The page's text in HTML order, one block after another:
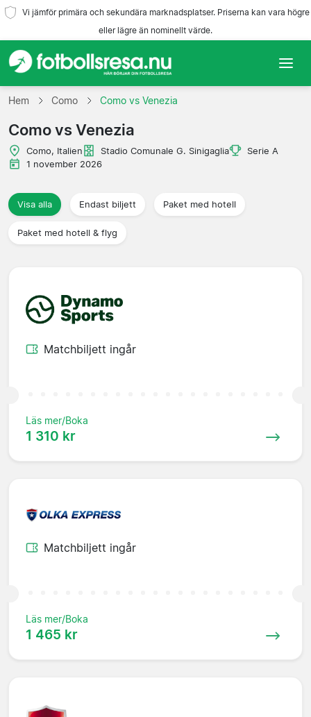
Vi jämför primära och sekundära marknadsplatser. Priserna kan vara högre
eller lägre än nominellt värde.
Hem
Lag
Ligor
Resebyråer
Hem Como Como vs Venezia
Como vs Venezia
Como, Italien Stadio Comunale G. Sinigaglia
Serie A
1 november 2026
Visa alla Endast biljett Paket med hotell
Paket med hotell & flyg
Matchbiljett ingår
Läs mer/Boka
1 310 kr
Matchbiljett ingår
Läs mer/Boka
1 465 kr